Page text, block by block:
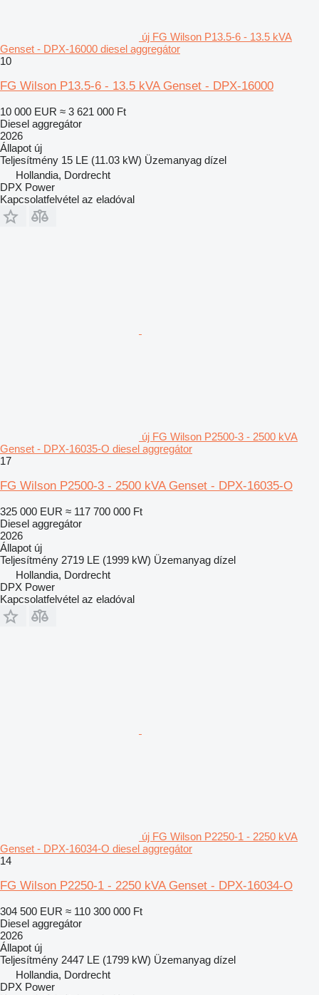
új FG Wilson P13.5-6 - 13.5 kVA
Genset - DPX-16000 diesel aggregátor
10
FG Wilson P13.5-6 - 13.5 kVA Genset - DPX-16000
10 000 EUR ≈ 3 621 000 Ft
Diesel aggregátor
2026
Állapot új
Teljesítmény 15 LE (11.03 kW) Üzemanyag dízel
Hollandia, Dordrecht
DPX Power
Kapcsolatfelvétel az eladóval
új FG Wilson P2500-3 - 2500 kVA
Genset - DPX-16035-O diesel aggregátor
17
FG Wilson P2500-3 - 2500 kVA Genset - DPX-16035-O
325 000 EUR ≈ 117 700 000 Ft
Diesel aggregátor
2026
Állapot új
Teljesítmény 2719 LE (1999 kW) Üzemanyag dízel
Hollandia, Dordrecht
DPX Power
Kapcsolatfelvétel az eladóval
új FG Wilson P2250-1 - 2250 kVA
Genset - DPX-16034-O diesel aggregátor
14
FG Wilson P2250-1 - 2250 kVA Genset - DPX-16034-O
304 500 EUR ≈ 110 300 000 Ft
Diesel aggregátor
2026
Állapot új
Teljesítmény 2447 LE (1799 kW) Üzemanyag dízel
Hollandia, Dordrecht
DPX Power